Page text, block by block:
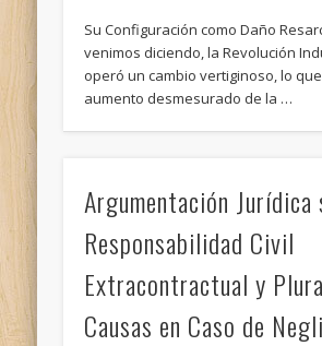
Su Configuración como Daño
venimos diciendo, la Revolución
operó un cambio vertiginoso, lo
aumento desmesurado de la …
Argumentación Jurídica
Responsabilidad Civil
Extracontractual y
Causas en Caso de